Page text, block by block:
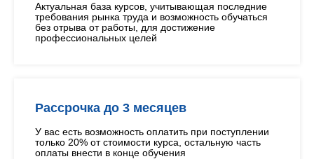
Актуальная база курсов, учитывающая последние
требования рынка труда и возможность обучаться
без отрыва от работы, для достижение
профессиональных целей
Рассрочка до 3 месяцев
У вас есть возможность оплатить при поступлении
только 20% от стоимости курса, остальную часть
оплаты внести в конце обучения